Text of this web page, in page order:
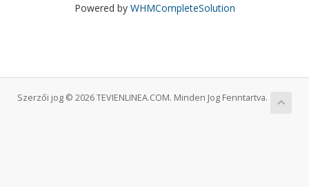
Powered by WHMCompleteSolution
Szerzői jog © 2026 TEVIENLINEA.COM. Minden Jog Fenntartva.